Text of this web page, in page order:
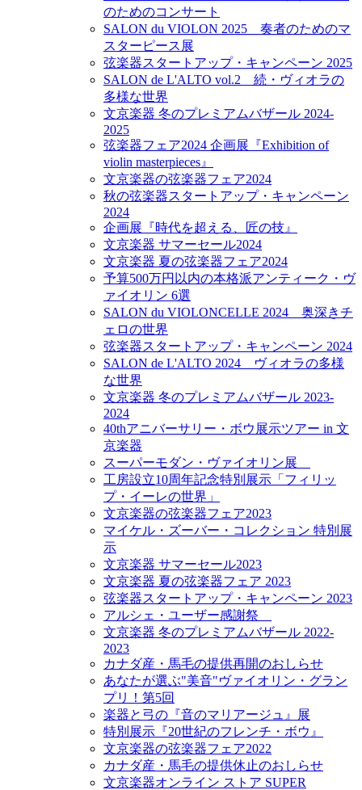
のためのコンサート
SALON du VIOLON 2025 奏者のためのマ
スターピース展
弦楽器スタートアップ・キャンペーン 2025
SALON de L'ALTO vol.2 続・ヴィオラの
多様な世界
文京楽器 冬のプレミアムバザール 2024-
2025
弦楽器フェア2024 企画展『Exhibition of
violin masterpieces』
文京楽器の弦楽器フェア2024
秋の弦楽器スタートアップ・キャンペーン
2024
企画展『時代を超える、匠の技』
文京楽器 サマーセール2024
文京楽器 夏の弦楽器フェア2024
予算500万円以内の本格派アンティーク・ヴ
ァイオリン 6選
SALON du VIOLONCELLE 2024 奥深きチ
ェロの世界
弦楽器スタートアップ・キャンペーン 2024
SALON de L'ALTO 2024 ヴィオラの多様
な世界
文京楽器 冬のプレミアムバザール 2023-
2024
40thアニバーサリー・ボウ展示ツアー in 文
京楽器
スーパーモダン・ヴァイオリン展
工房設立10周年記念特別展示「フィリッ
プ・イーレの世界」
文京楽器の弦楽器フェア2023
マイケル・ズーバー・コレクション 特別展
示
文京楽器 サマーセール2023
文京楽器 夏の弦楽器フェア 2023
弦楽器スタートアップ・キャンペーン 2023
アルシェ・ユーザー感謝祭
文京楽器 冬のプレミアムバザール 2022-
2023
カナダ産・馬毛の提供再開のおしらせ
あなたが選ぶ"美音"ヴァイオリン・グラン
プリ！第5回
楽器と弓の『音のマリアージュ』展
特別展示『20世紀のフレンチ・ボウ』
文京楽器の弦楽器フェア2022
カナダ産・馬毛の提供休止のおしらせ
文京楽器オンライン ストア SUPER